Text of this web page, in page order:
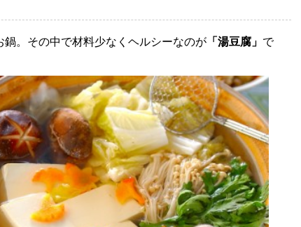
。その中で材料少なくヘルシーなのが 「湯豆腐」 で